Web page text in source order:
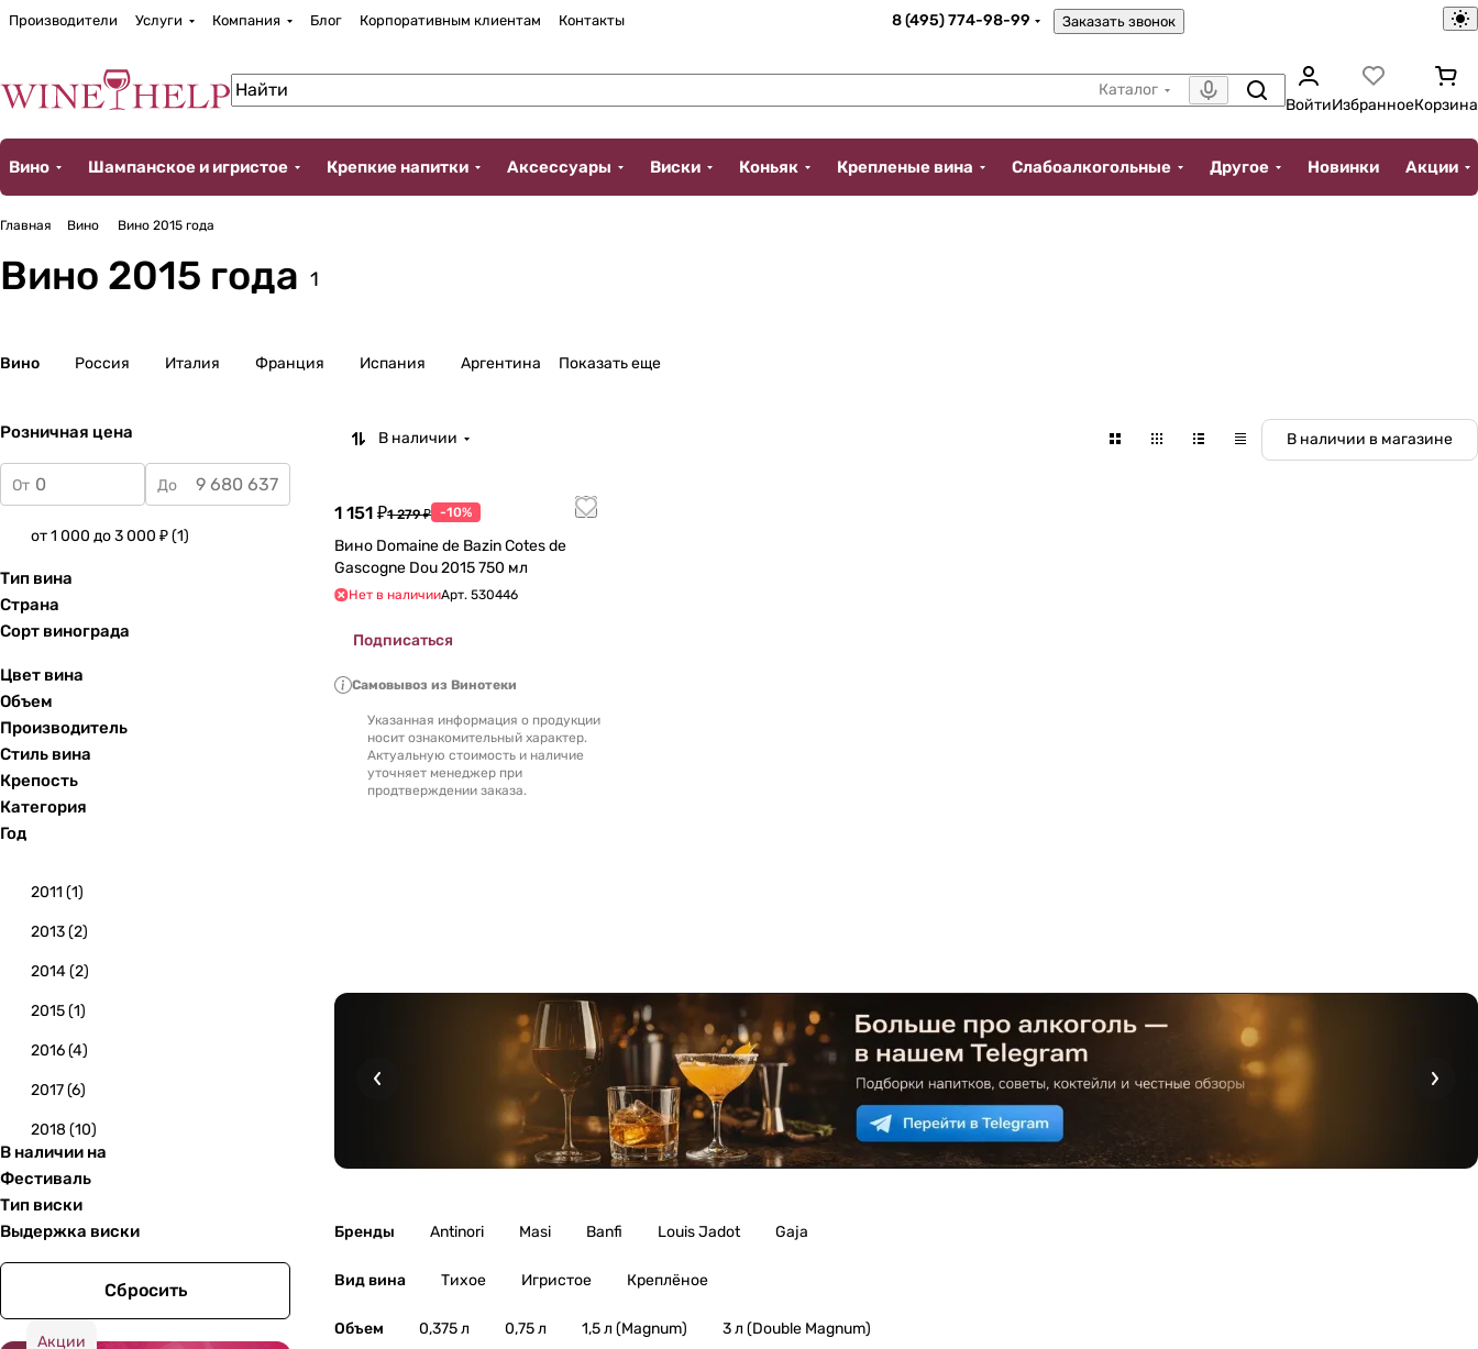
Производители Услуги Компания Блог Корпоративным клиентам Контакты 8 (495) 774-98-99 Заказать звонок
Каталог
ВойтиИзбранноеКорзина
Вино Шампанское и игристое Крепкие напитки Аксессуары Виски Коньяк Крепленые вина Слабоалкогольные Другое Новинки Акции
Главная Вино Вино 2015 года
Вино 2015 года 1
Вино Россия Италия Франция Испания Аргентина Показать еще
Розничная цена
От До
от 1 000 до 3 000 ₽(1)
Тип вина
Страна
Сорт винограда
Цвет вина
Объем
Производитель
Стиль вина
Крепость
Категория
Год
2011 (1)
2013(2)
2014(2)
2015(1)
2016(4)
2017(6)
2018 (10)
2020(2
В наличии на
Фестиваль
Тип виски
Выдержка виски
Сбросить
Акции
В наличии В наличии в магазине
1 151 ₽1 279 ₽ -10%
Вино Domaine de Bazin Cotes de
Gascogne Dou 2015 750 мл
Нет в наличииАрт. 530446
Подписаться
Самовывоз из Винотеки
Указанная информация о продукции
носит ознакомительный характер.
Актуальную стоимость и наличие
уточняет менеджер при
продтверждении заказа.
Бренды Antinori Masi Banfi Louis Jadot Gaja
Вид вина Тихое Игристое Креплёное
Объем 0,375 л 0,75 л 1,5 л (Magnum) 3 л (Double Magnum)